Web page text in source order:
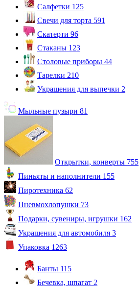
Салфетки 125
Свечи для торта 591
Скатерти 96
Стаканы 123
Столовые приборы 44
Тарелки 210
Украшения для выпечки 2
Мыльные пузыри 81
Открытки, конверты 755
Пиньяты и наполнители 155
Пиротехника 62
Пневмохлопушки 73
Подарки, сувениры, игрушки 162
Украшения для автомобиля 3
Упаковка 1263
Банты 115
Бечевка, шпагат 2